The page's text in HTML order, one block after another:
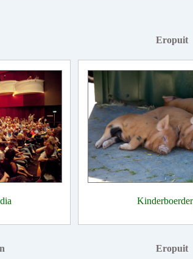
Eropuit
Eropuit